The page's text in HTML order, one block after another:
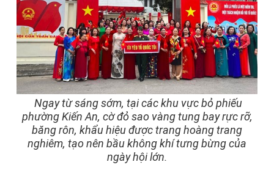
Ngay từ sáng sớm, tại các khu vực bỏ phiếu
phường Kiến An, cờ đỏ sao vàng tung bay rực rỡ,
băng rôn, khẩu hiệu được trang hoàng trang
nghiêm, tạo nên bầu không khí tưng bừng của
ngày hội lớn.